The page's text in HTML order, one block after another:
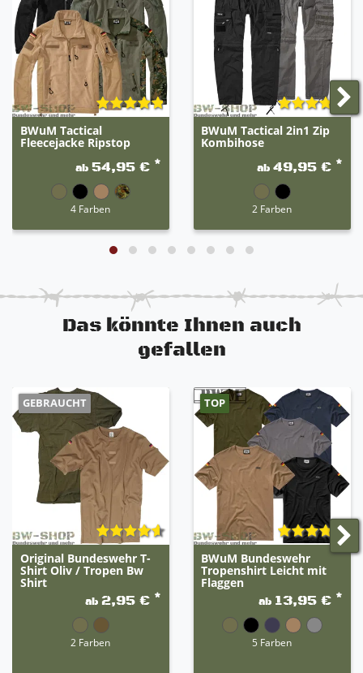
Organizer
handlicher Tragegriff
Molle-System
viele Befestigungsmöglichkeiten für Ausrüstung
robuste Kunststoffschnellverschlüsse
durch seitliche Kompressionsriemen perfekte
Gepäckfixierung und Volumenkontrolle
integriertes Klettfach
wasserabweisende Beschichtung
robust, reißfest und widerstandsfähig
alle Reißverschlüsse sind Reverse-
Reißverschlüsse (stabiler und bessere Griffigkeit)
oder auch im normalen Hausgebrauch
BWuM Tactical
Fleecejacke Ripstop
ab 54,95 € *
4 Farben
BWuM Tactical 2in1 Zip
Kombihose
ab 49,95 € *
2 Farben
Das könnte Ihnen auch
gefallen
GEBRAUCHT
Original Bundeswehr T-
Shirt Oliv / Tropen Bw
Shirt
ab 2,95 € *
2 Farben
TOP
BWuM Bundeswehr
Tropenshirt Leicht mit
Flaggen
ab 13,95 € *
5 Farben